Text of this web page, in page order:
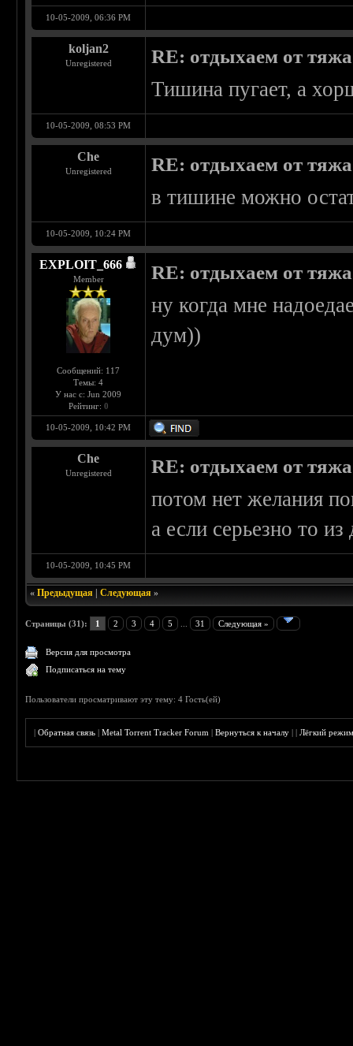
10-05-2009, 06:36 PM
koljan2
Unregistered RE: отдыхаем от
Тишина пугает, а
10-05-2009, 08:53 PM
Che
Unregistered RE: отдыхаем от
в тишине можно
10-05-2009, 10:24 PM
EXPLOIT_666
Member
Сообщений: 117
Темы: 4
У нас с: Jun 2009
Рейтинг: 0
RE: отдыхаем от
ну когда мне
дум))
10-05-2009, 10:42 PM
Che
Unregistered RE: отдыхаем от
потом нет желания
а если серьезно то
10-05-2009, 10:45 PM
«Предыдущая |Следующая »
Страницы (31): 1 2 3 4 5 31 Следующая »
Версия для просмотра
Подписаться на тему
Пользователи просматривают эту тему: 4 Гость(ей)
|Обратная связь |Metal Torrent Tracker Forum |Вернуться к началу ||Лёгкий